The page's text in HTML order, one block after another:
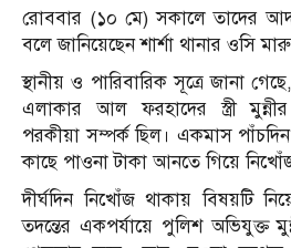
রোববার (১০ মে) সকালে তাদের
বলে জানিয়েছেন শার্শা থানার ওসি
স্থানীয় ও পারিবারিক সূত্রে জানা
এলাকার আল ফরহাদের স্ত্রী
পরকীয়া সম্পর্ক ছিল। একমাস
কাছে পাওনা টাকা আনতে গিয়ে
দীর্ঘদিন নিখোঁজ থাকায় বিষয়টি
তদন্তের একপর্যায়ে পুলিশ অভিযুক্ত